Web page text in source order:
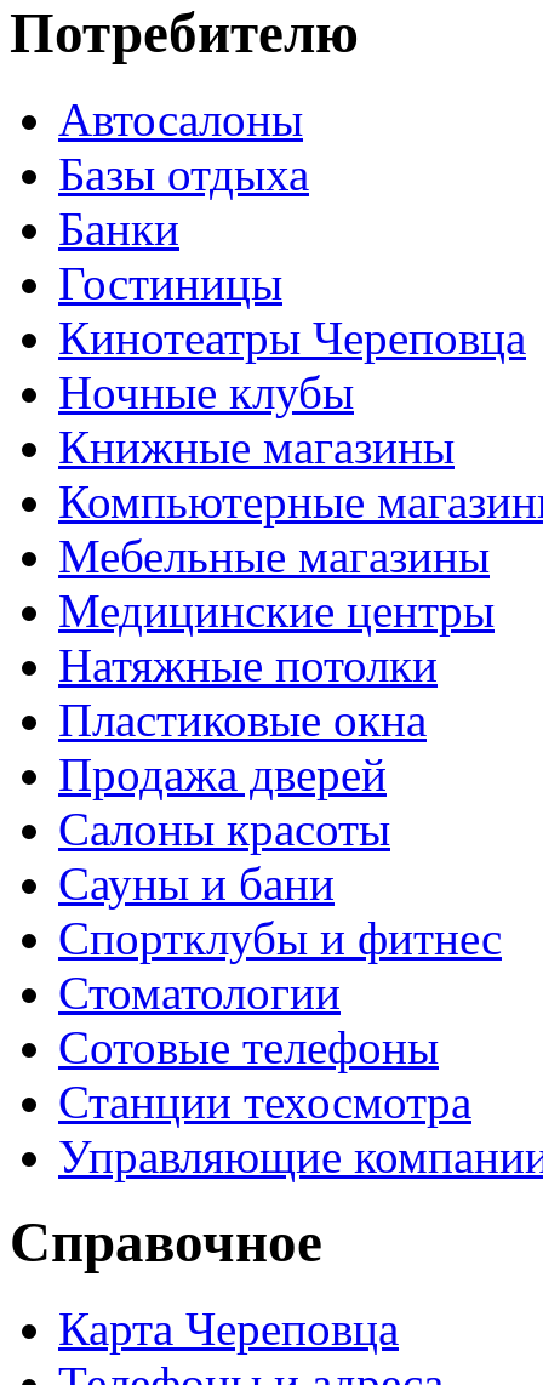
Потребителю
Автосалоны
Базы отдыха
Банки
Гостиницы
Кинотеатры Череповца
Ночные клубы
Книжные магазины
Компьютерные
Мебельные магазины
Медицинские центры
Натяжные потолки
Пластиковые окна
Продажа дверей
Салоны красоты
Сауны и бани
Спортклубы и фитнес
Стоматологии
Сотовые телефоны
Станции техосмотра
Управляющие
Справочное
Карта Череповца